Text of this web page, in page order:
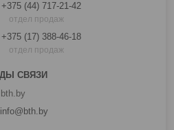
+375 (44) 717-21-42
отдел продаж
+375 (17) 388-46-18
отдел продаж
bth.by
info@bth.by